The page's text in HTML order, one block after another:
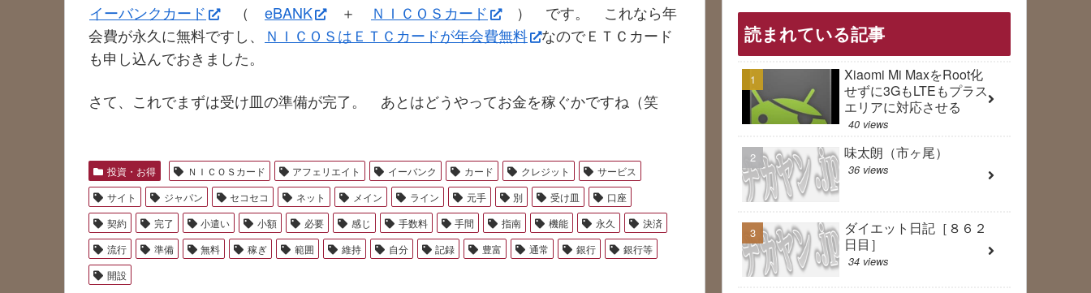
イーバンクカード （ eBANK ＋ ＮＩＣＯＳカード
） です。 これなら年
会費が永久に無料ですし、
ＮＩＣＯＳはＥＴＣカードが年会費無料
なのでＥＴＣカード
も申し込んでおきました。
さて、これでまずは受け皿の準備が完了。 あとはどうやってお金を稼ぐかですね（笑
投資・お得 ＮＩＣＯＳカード アフェリエイト イーバンク カード クレジット
サービス
サイト
ジャパン セコセコ ネット メイン ライン 元手 別 受け皿
口座
契約
完了 小遣い 小額 必要 感じ 手数料 手間 指南 機能 永久
決済
流行
準備 無料 稼ぎ 範囲 維持 自分 記録 豊富 通常 銀行
銀行等
開設
読まれている記事
Xiaomi Mi MaxをRoot化
せずに3GもLTEもプラス
エリアに対応させる
40 views
味太朗（市ヶ尾）
36 views
ダイエット日記［８６２
日目］
34 views